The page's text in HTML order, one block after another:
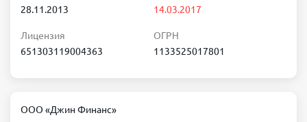
28.11.2013
14.03.2017
Лицензия
651303119004363
ОГРН
1133525017801
ООО «Джин Финанс»